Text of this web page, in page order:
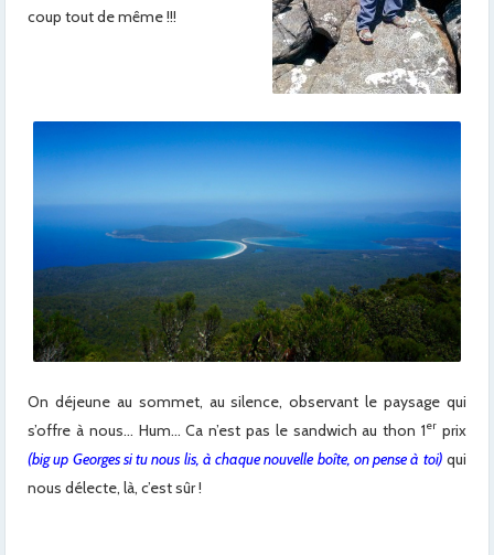
coup tout de même !!!
On déjeune au sommet, au silence, observant le paysage qui
s’offre à nous… Hum… Ca n’est pas le sandwich au thon 1er prix
(big up Georges si tu nous lis, à chaque nouvelle boîte, on pense à toi) qui
nous délecte, là, c’est sûr !